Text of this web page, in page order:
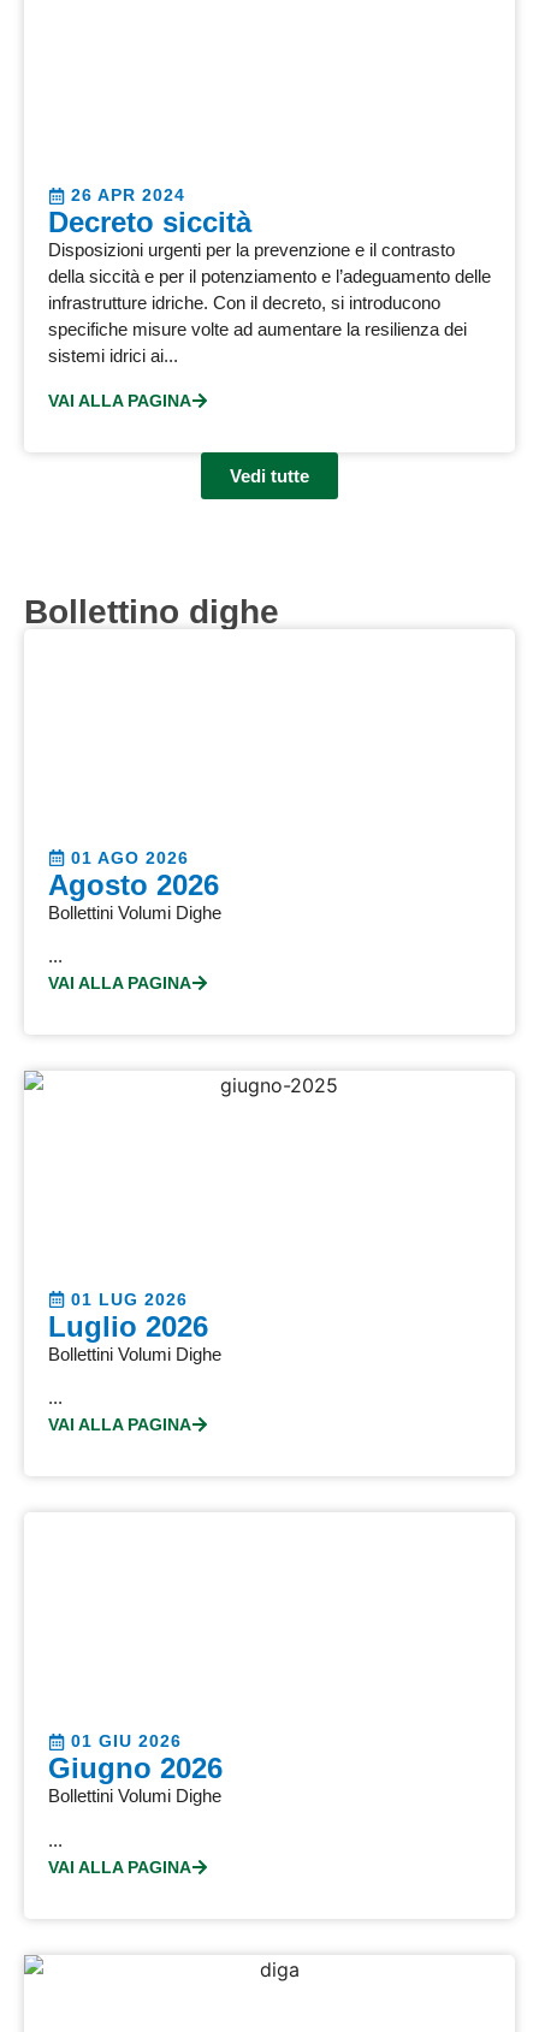
26 APR 2024
Decreto siccità
Disposizioni urgenti per la prevenzione e il contrasto
della siccità e per il potenziamento e l’adeguamento delle
infrastrutture idriche. Con il decreto, si introducono
specifiche misure volte ad aumentare la resilienza dei
sistemi idrici ai...
VAI ALLA PAGINA
Vedi tutte
Bollettino dighe
01 AGO 2026
Agosto 2026
Bollettini Volumi Dighe
...
VAI ALLA PAGINA
01 LUG 2026
Luglio 2026
Bollettini Volumi Dighe
...
VAI ALLA PAGINA
01 GIU 2026
Giugno 2026
Bollettini Volumi Dighe
...
VAI ALLA PAGINA